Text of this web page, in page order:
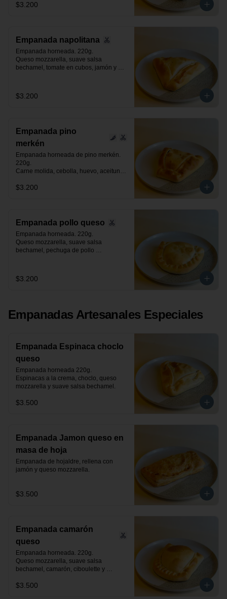
$3.200
Empanada napolitana
Empanada horneada. 220g.
Queso mozzarella, suave salsa
bechamel, tomate en cubos, jamón y
$3.200
Empanada pino
merkén
Empanada horneada de pino merkén.
220g.
Carne molida, cebolla, huevo, aceituna
ahumado y especias.
$3.200
Empanada pollo queso
Empanada horneada. 220g.
Queso mozzarella, suave salsa
bechamel, pechuga de pollo
$3.200
Empanadas Artesanales Especiales
Empanada Espinaca choclo
queso
Empanada horneada 220g.
Espinacas a la crema, choclo, queso
mozzarella y suave salsa bechamel.
$3.500
Empanada Jamon queso en
masa de hoja
Empanada de hojaldre, rellena con
jamón y queso mozzarella.
$3.500
Empanada camarón
queso
Empanada horneada. 220g.
Queso mozzarella, suave salsa
bechamel, camarón, ciboulette y
$3.500